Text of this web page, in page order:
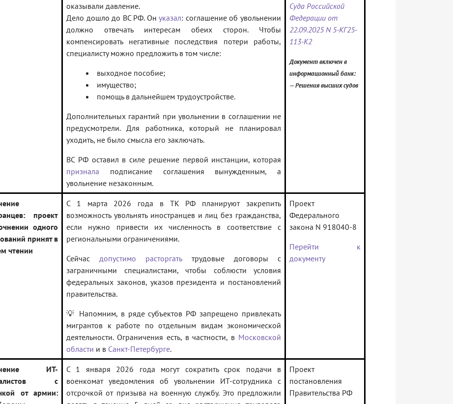
оказывали давление.
Дело дошло до ВС РФ. Онуказал: соглашение об увольнении
должно отвечать интересам обеих сторон. Чтобы
компенсировать негативные последствия потери работы,
специалисту можно предложить в том числе:
выходное пособие;
имущество;
помощь в дальнейшем трудоустройстве.
Дополнительных гарантий при увольнении в соглашении не
предусмотрели. Для работника, который не планировал
уходить, не было смысла его заключать.
ВС РФ оставил в силе решение первой инстанции, которая
признала подписание соглашения вынужденным, а
увольнение незаконным.
Суда Российской
Федерации от
22.09.2025 N 5-КГ25-
113-К2
Документ включен в
информационный банк:
— Решения высших судов
проект
одного
принят в
чтении
С 1 марта 2026 года в ТК РФ планируют закрепить
возможность увольнять иностранцев и лиц без гражданства,
если нужно привести их численность в соответствие с
региональными ограничениями.
Сейчасдопустимо расторгатьтрудовые договоры с
заграничными специалистами, чтобы соблюсти условия
федеральных законов, указов президента и постановлений
правительства.
💡 Напомним, в ряде субъектов РФ запрещено привлекать
мигрантов к работе по отдельным видам экономической
деятельности. Ограничения есть, в частности, в Московской
области и в Санкт-Петербурге.
Проект
Федерального
закона N 918040-8
Перейти к
документу
ИТ-
с
от армии:
С 1 января 2026 года могут сократить срок подачи в
военкомат уведомления об увольнении ИТ-сотрудника с
отсрочкой от призыва на военную службу. Это предложили
Проект
постановления
Правительства РФ